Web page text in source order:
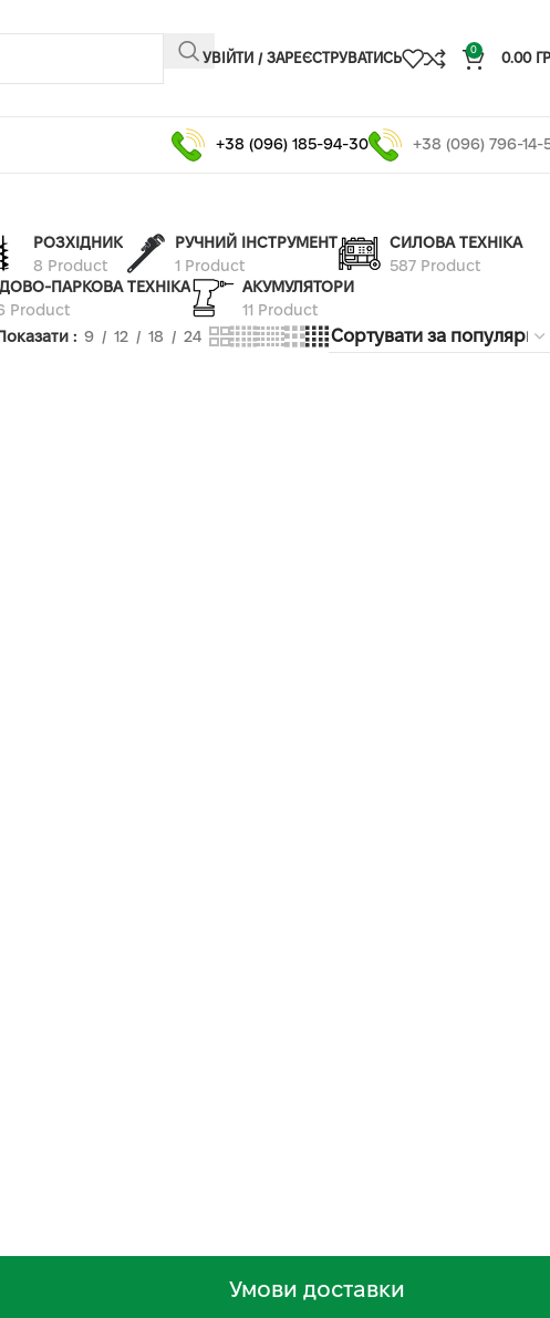
УВІЙТИ / ЗАРЕЄСТРУВАТИСЬ
0
0.00
+38 (096) 185-94-30 +38 (096) 796-14-
РОЗХІДНИК
8 Product
РУЧНИЙ ІНСТРУМЕНТ
1 Product
СИЛОВА ТЕХНІКА
587 Product
ПАРКОВА ТЕХНІКА
Product
АКУМУЛЯТОРИ
11 Product
9 12 18 24
Умови доставки